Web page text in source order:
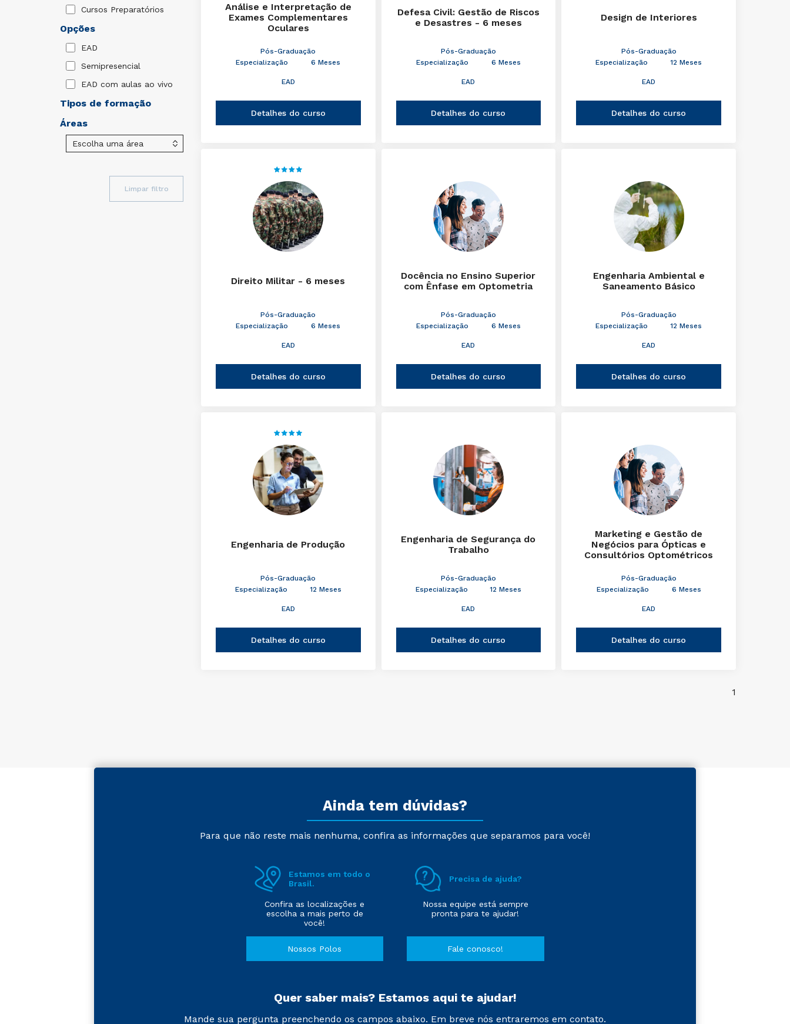
Cursos Preparatórios
Opções
EAD
Semipresencial
EAD com aulas ao vivo
Tipos de formação
Áreas
Limpar filtro
Análise e Interpretação de
Exames Complementares
Oculares
Pós-Graduação
Especialização
6 Meses
EAD
Detalhes do curso
Defesa Civil: Gestão de Riscos
e Desastres - 6 meses
Pós-Graduação
Especialização
6 Meses
EAD
Detalhes do curso
Design de Interiores
Pós-Graduação
Especialização
12 Meses
EAD
Detalhes do curso
Direito Militar - 6 meses
Pós-Graduação
Especialização
6 Meses
EAD
Detalhes do curso
Docência no Ensino Superior
com Ênfase em Optometria
Pós-Graduação
Especialização
6 Meses
EAD
Detalhes do curso
Engenharia Ambiental e
Saneamento Básico
Pós-Graduação
Especialização
12 Meses
EAD
Detalhes do curso
Engenharia de Produção
Pós-Graduação
Especialização
12 Meses
EAD
Detalhes do curso
Engenharia de Segurança do
Trabalho
Pós-Graduação
Especialização
12 Meses
EAD
Detalhes do curso
Marketing e Gestão de
Negócios para Ópticas e
Consultórios Optométricos
Pós-Graduação
Especialização
6 Meses
EAD
Detalhes do curso
1
Ainda tem dúvidas?
Para que não reste mais nenhuma, confira as informações que separamos para você!
Estamos em todo o
Brasil.
Confira as localizações e
escolha a mais perto de
você!
Nossos Polos
Precisa de ajuda?
Nossa equipe está sempre
pronta para te ajudar!
Fale conosco!
Quer saber mais? Estamos aqui te ajudar!
Mande sua pergunta preenchendo os campos abaixo. Em breve nós entraremos em contato.